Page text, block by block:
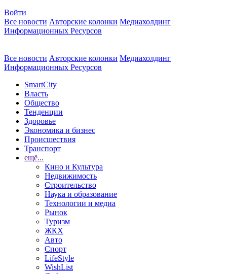
Войти
Все новости Авторские колонки Медиахолдинг
Информационных Ресурсов
Все новости Авторские колонки Медиахолдинг
Информационных Ресурсов
SmartCity
Власть
Общество
Тенденции
Здоровье
Экономика и бизнес
Происшествия
Транспорт
ещё...
Кино и Культура
Недвижимость
Строительство
Наука и образование
Технологии и медиа
Рынок
Туризм
ЖКХ
Авто
Спорт
LifeStyle
WishList